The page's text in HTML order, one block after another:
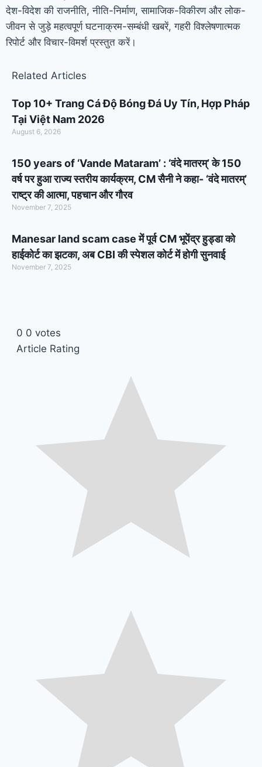
देश-विदेश की राजनीति, नीति-निर्माण, सामाजिक-विकीरण और लोक-
जीवन से जुड़े महत्वपूर्ण घटनाक्रम-सम्बंधी खबरें, गहरी विश्लेषणात्मक
रिपोर्ट और विचार-विमर्श प्रस्तुत करें।
Related Articles
Top 10+ Trang Cá Độ Bóng Đá Uy Tín, Hợp Pháp
Tại Việt Nam 2026
August 6, 2026
150 years of ‘Vande Mataram’ : ‘वंदे मातरम्’ के 150
वर्ष पर हुआ राज्य स्तरीय कार्यक्रम, CM सैनी ने कहा- ‘वंदे मातरम्’
राष्ट्र की आत्मा, पहचान और गौरव
November 7, 2025
Manesar land scam case में पूर्व CM भूपेंद्र हुड्डा को
हाईकोर्ट का झटका, अब CBI की स्पेशल कोर्ट में होगी सुनवाई
November 7, 2025
0 0 votes
Article Rating